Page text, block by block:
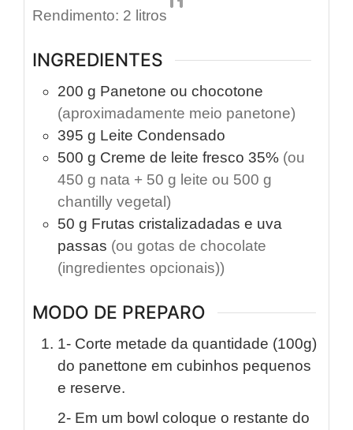
Rendimento: 2 litros
INGREDIENTES
200 g Panetone ou chocotone
(aproximadamente meio panetone)
395 g Leite Condensado
500 g Creme de leite fresco 35% (ou
450 g nata + 50 g leite ou 500 g
chantilly vegetal)
50 g Frutas cristalizadadas e uva
passas (ou gotas de chocolate
(ingredientes opcionais))
MODO DE PREPARO
1- Corte metade da quantidade (100g)
do panettone em cubinhos pequenos
e reserve.
2- Em um bowl coloque o restante do